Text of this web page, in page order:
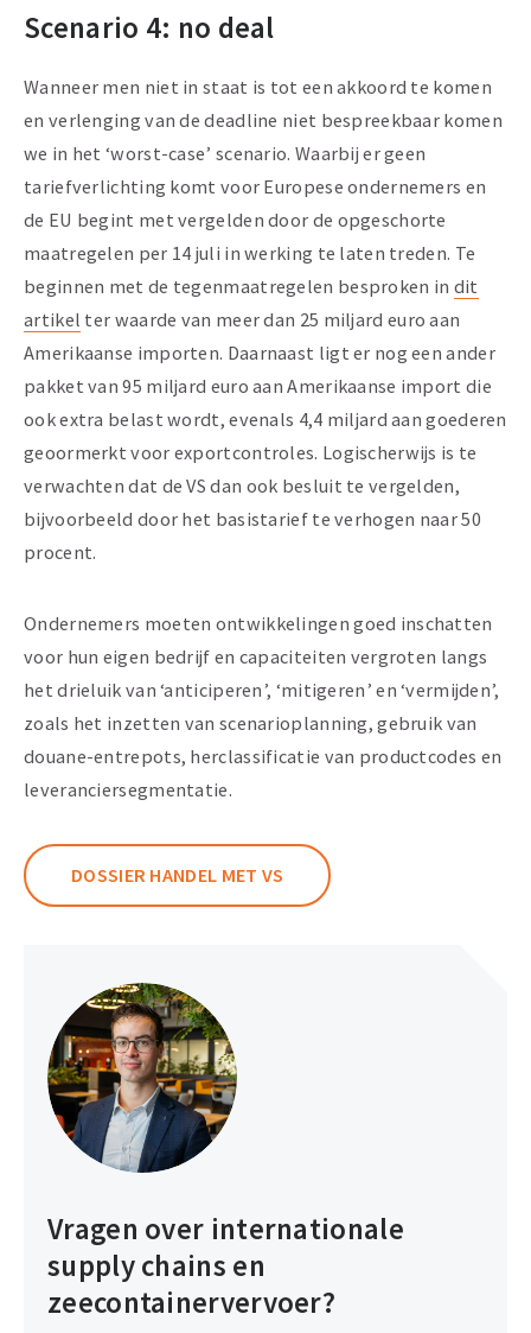
Scenario 4: no deal
Wanneer men niet in staat is tot een akkoord te komen
en verlenging van de deadline niet bespreekbaar komen
we in het ‘worst-case’ scenario. Waarbij er geen
tariefverlichting komt voor Europese ondernemers en
de EU begint met vergelden door de opgeschorte
maatregelen per 14 juli in werking te laten treden. Te
beginnen met de tegenmaatregelen besproken in dit
artikel ter waarde van meer dan 25 miljard euro aan
Amerikaanse importen. Daarnaast ligt er nog een ander
pakket van 95 miljard euro aan Amerikaanse import die
ook extra belast wordt, evenals 4,4 miljard aan goederen
geoormerkt voor exportcontroles. Logischerwijs is te
verwachten dat de VS dan ook besluit te vergelden,
bijvoorbeeld door het basistarief te verhogen naar 50
procent.
Ondernemers moeten ontwikkelingen goed inschatten
voor hun eigen bedrijf en capaciteiten vergroten langs
het drieluik van ‘anticiperen’, ‘mitigeren’ en ‘vermijden’,
zoals het inzetten van scenarioplanning, gebruik van
douane-entrepots, herclassificatie van productcodes en
leveranciersegmentatie.
DOSSIER HANDEL MET VS
Vragen over internationale
supply chains en
zeecontainervervoer?